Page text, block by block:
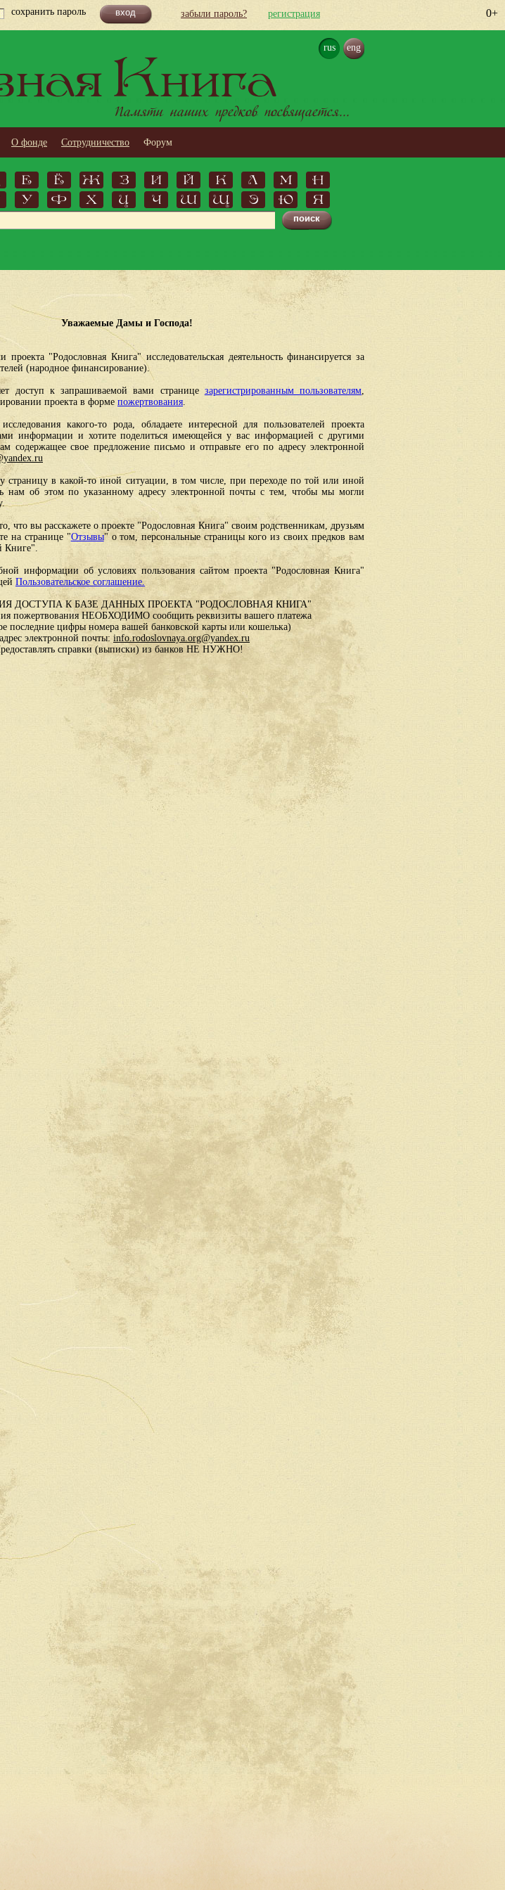
0+
сохранить пароль забыли пароль? регистрация
rus eng
Книга
Памяти наших предков посвящается...
О фонде Сотрудничество Форум
Е Ё Ж З И Й К Л М
Н
У Ф Х Ц Ч Ш Щ Э Ю Я
Уважаемые Дамы и Господа!
проекта "Родословная Книга" исследовательская деятельность финансируется за
(народное финансирование).
доступ к запрашиваемой вами странице зарегистрированным пользователям,
проекта в форме пожертвования.
какого-то рода, обладаете интересной для пользователей проекта
информации и хотите поделиться имеющейся у вас информацией с другими
содержащее свое предложение письмо и отправьте его по адресу электронной
страницу в какой-то иной ситуации, в том числе, при переходе по той или иной
нам об этом по указанному адресу электронной почты с тем, чтобы мы могли
что вы расскажете о проекте "Родословная Книга" своим родственникам, друзьям
на странице "Отзывы" о том, персональные страницы кого из своих предков вам
Книге".
информации об условиях пользования сайтом проекта "Родословная Книга"
Пользовательское соглашение.
ДОСТУПА К БАЗЕ ДАННЫХ ПРОЕКТА "РОДОСЛОВНАЯ КНИГА"
пожертвования НЕОБХОДИМО сообщить реквизиты вашего платежа
последние цифры номера вашей банковской карты или кошелька)
электронной почты: info.rodoslovnaya.org@yandex.ru
справки (выписки) из банков НЕ НУЖНО!